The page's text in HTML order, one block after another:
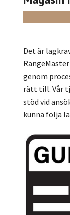
Det är
genom
rätt till. Vår
stöd vid
kunna följa